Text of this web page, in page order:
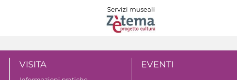
Servizi museali
VISITA EVENTI